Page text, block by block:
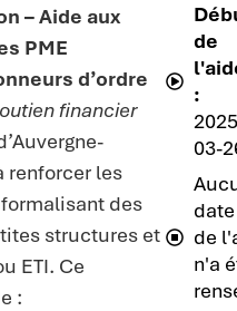
– Aide aux
PME
d’ordre
financier
renforcer les
des
structures et
ETI. Ce
:
de
:
03-
de
n'a